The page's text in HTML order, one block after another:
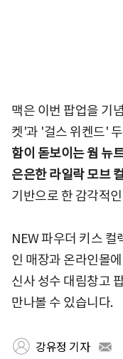
맥은 이번 팝업을 기
켓'과 '걸스 위켄드'
함이 돋보이는 웜 뉴
은은한 라일락 모브
기반으로 한 감각적
NEW 파우더 키스 컬
인 매장과 온라인몰
신사 성수 대림창고
만나볼 수 있습니다.
강유정 기자